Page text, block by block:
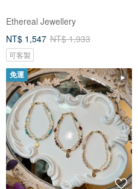
Ethereal Jewellery
NT$ 1,547 NT$ 1,933
可客製
免運